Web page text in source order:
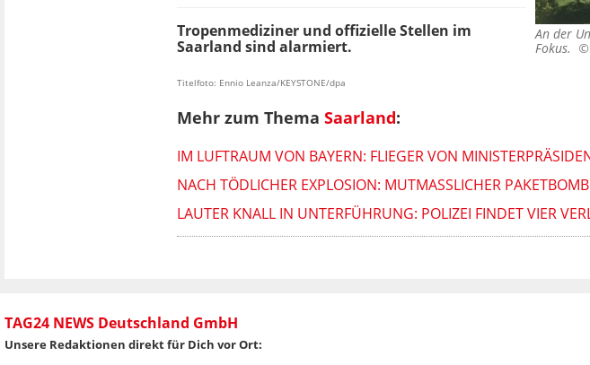
An der
Fokus. ©
Tropenmediziner und offizielle Stellen im
Saarland sind alarmiert.
Titelfoto: Ennio Leanza/KEYSTONE/dpa
Mehr zum Thema Saarland:
IM LUFTRAUM VON BAYERN: FLIEGER VON
NACH TÖDLICHER EXPLOSION: MUTMASSLICHER
LAUTER KNALL IN UNTERFÜHRUNG: POLIZEI FINDET VIER
TAG24 NEWS Deutschland GmbH
Unsere Redaktionen direkt für Dich vor Ort: